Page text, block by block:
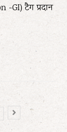
GI) टैग प्रदान
Next